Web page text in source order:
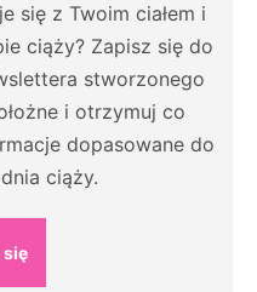
się z Twoim ciałem i
ciąży? Zapisz się do
stworzonego
i otrzymuj co
dopasowane do
ciąży.
się